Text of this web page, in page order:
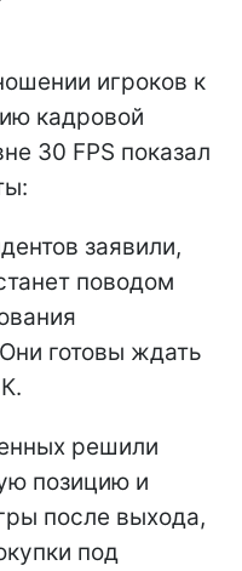
игроков к
кадровой
30 FPS показал
заявили,
поводом
готовы ждать
решили
позицию и
после выхода,
под